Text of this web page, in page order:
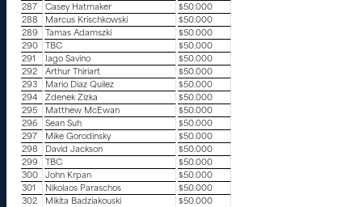
287
Casey Hatmaker
$50.000
288
Marcus Krischkowski
$50.000
289
Tamas Adamszki
$50.000
290
TBC
$50.000
291
Iago Savino
$50.000
292
Arthur Thiriart
$50.000
293
Mario Diaz Quilez
$50.000
294
Zdenek Zizka
$50.000
295
Matthew McEwan
$50.000
296
Sean Suh
$50.000
297
Mike Gorodinsky
$50.000
298
David Jackson
$50.000
299
TBC
$50.000
300
John Krpan
$50.000
301
Nikolaos Paraschos
$50.000
302
Mikita Badziakouski
$50.000